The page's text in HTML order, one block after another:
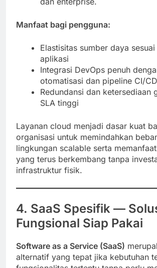
Manfaat bagi pengguna:
Elastisitas sumber daya
aplikasi
Integrasi DevOps penuh
otomatisasi dan pipeline CI/CD
Redundansi dan ketersediaan
SLA tinggi
Layanan cloud menjadi dasar kuat
organisasi untuk memindahkan
lingkungan scalable serta
yang terus berkembang tanpa
infrastruktur fisik.
4. SaaS Spesifik —
Fungsional Siap Pakai
Software as a Service (SaaS)
alternatif yang tepat jika kebutuhan